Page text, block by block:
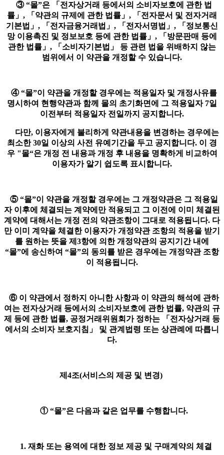
③ “몰”은 「전자상거래 등에서의 소비자보호에 관한 법
률」, 「약관의 규제에 관한 법률」, 「전자문서 및 전자거래
기본법」, 「전자금융거래법」, 「전자서명법」, 「정보통신
망 이용촉진 및 정보보호 등에 관한 법률」, 「방문판매 등에
관한 법률」, 「소비자기본법」 등 관련 법을 위배하지 않는
범위에서 이 약관을 개정할 수 있습니다.
④ “몰”이 약관을 개정할 경우에는 적용일자 및 개정사유를
명시하여 현행약관과 함께 몰의 초기화면에 그 적용일자 7일
이전부터 적용일자 전일까지 공지합니다.
다만, 이용자에게 불리하게 약관내용을 변경하는 경우에는
최소한 30일 이상의 사전 유예기간을 두고 공지합니다. 이 경
우 "몰“은 개정 전 내용과 개정 후 내용을 명확하게 비교하여
이용자가 알기 쉽도록 표시합니다.
⑤ “몰”이 약관을 개정할 경우에는 그 개정약관은 그 적용일
자 이후에 체결되는 계약에만 적용되고 그 이전에 이미 체결된
계약에 대해서는 개정 전의 약관조항이 그대로 적용됩니다. 다
만 이미 계약을 체결한 이용자가 개정약관 조항의 적용을 받기
를 원하는 뜻을 제3항에 의한 개정약관의 공지기간 내에
“몰”에 송신하여 “몰”의 동의를 받은 경우에는 개정약관 조항
이 적용됩니다.
⑥ 이 약관에서 정하지 아니한 사항과 이 약관의 해석에 관하
여는 전자상거래 등에서의 소비자보호에 관한 법률, 약관의 규
제 등에 관한 법률, 공정거래위원회가 정하는 「전자상거래 등
에서의 소비자 보호지침」 및 관계법령 또는 상관례에 따릅니
다.
제4조(서비스의 제공 및 변경)
① “몰”은 다음과 같은 업무를 수행합니다.
1. 재화 또는 용역에 대한 정보 제공 및 구매계약의 체결